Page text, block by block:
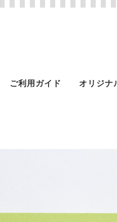
ご利用ガイド オリジナ